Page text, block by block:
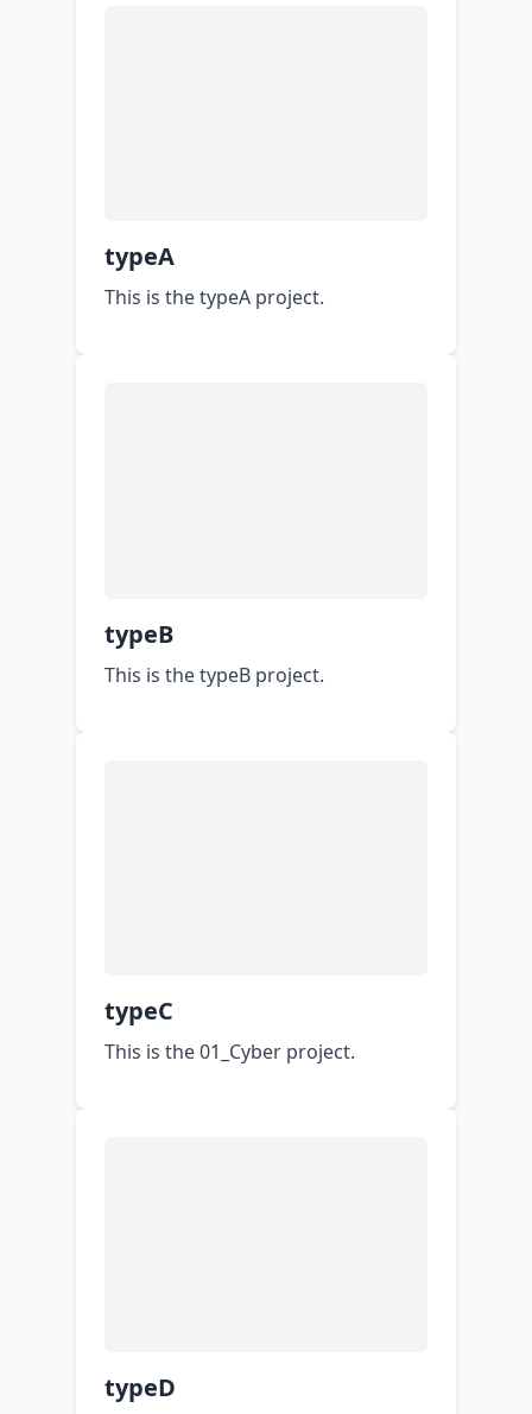
typeA
This is the typeA project.
typeB
This is the typeB project.
typeC
This is the 01_Cyber project.
typeD